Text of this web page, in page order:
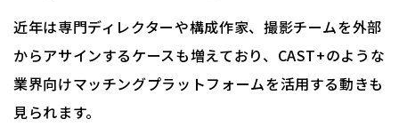
近年は専門ディレクターや構成作家、撮影チームを外部
からアサインするケースも増えており、CAST+のような
業界向けマッチングプラットフォームを活用する動きも
見られます。